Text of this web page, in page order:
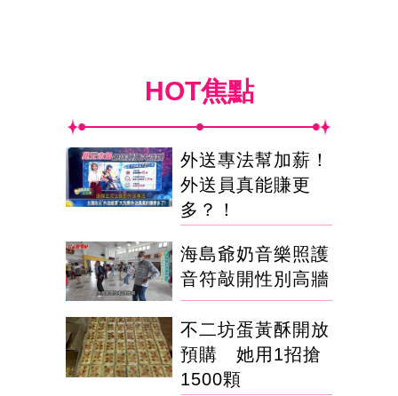
HOT焦點
外送專法幫加薪！
外送員真能賺更
多？！
海島爺奶音樂照護
音符敲開性別高牆
不二坊蛋黃酥開放
預購 她用1招搶
1500顆